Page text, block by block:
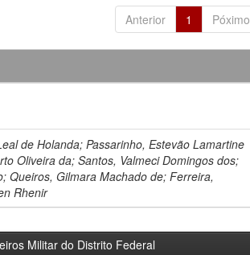
Anterior 1 Póximo
de Holanda; Passarinho, Estevão Lamartine
Oliveira da; Santos, Valmeci Domingos dos;
Queiros, Gilmara Machado de; Ferreira,
Rhenir
Militar do Distrito Federal